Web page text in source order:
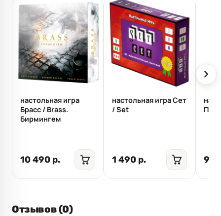
настольная игра
Брасс / Brass.
Бирмингем
10 490 р.
настольная игра Сет
/ Set
1 490 р.
Отзывов (0)